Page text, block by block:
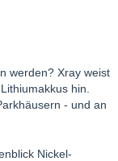
werden? Xray weist
hin.
- und an
Nickel-